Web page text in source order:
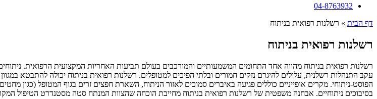
04-8763932
דף הבית » רשלנות רפואית בניתוח
רשלנות רפואית בניתוח
רשלנות רפואית בניתוח מהווה אחד התחומים המשמעותיים והמורכבים בעולם תביעות האחריות המקצועית הרפואית.
עקב התנהלות רשלנית, עלולים להיגרם נזקים חמורים ובלתי הפיכים למטופלים. רשלנות רפואית בניתוח יכולה להתבטא
הפוסט-ניתוחי. מקרים אופייניים כוללים פגיעה באיברים סמוכים לאזור הניתוח, השארת חפצים זרים בגוף המטופל (כגון
בסיבוכים ניתוחיים. אבחנה משפטית של רשלנות רפואית בניתוח מחייבת הוכחה שהצוות המנתח סטה מסטנדרט הטיפול